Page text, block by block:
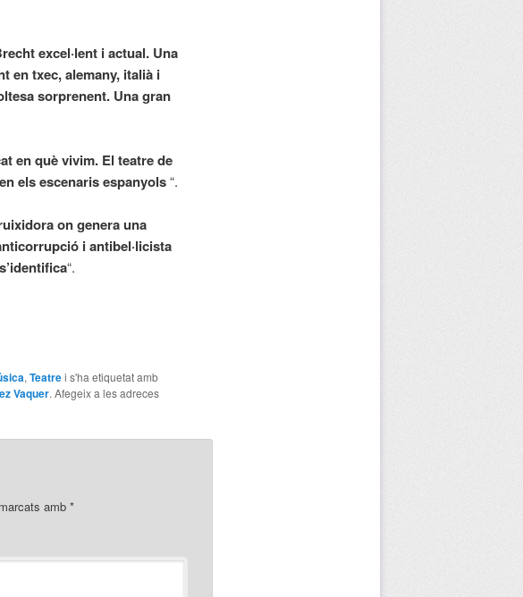
excel·lent i actual. Una
en txec, alemany, italià i
sorprenent. Una gran
en què vivim. El teatre de
els escenaris espanyols“.
on genera una
i antibel·licista
“.
, Teatrei s'ha etiquetat amb
Vaquer. Afegeix a les adreces
amb *